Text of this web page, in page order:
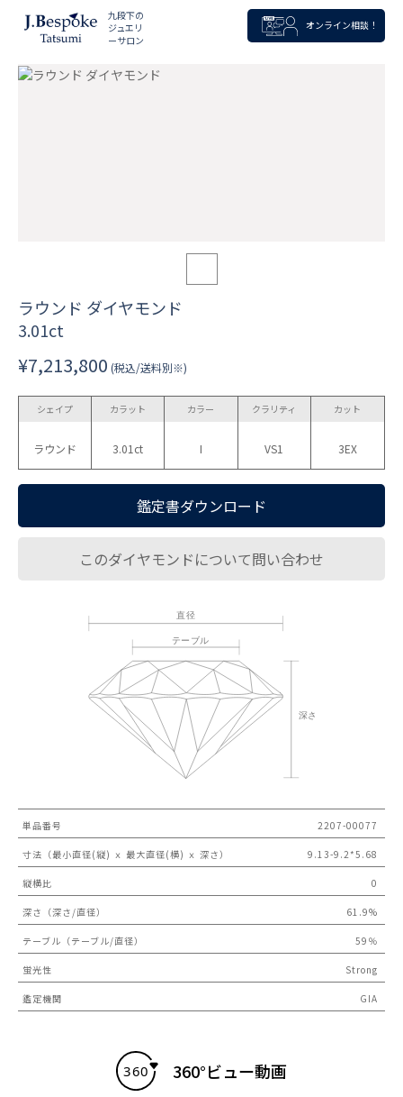
九段下の
ジュエリ
ーサロン
オンライン相談！
ラウンド ダイヤモンド
3.01ct
¥7,213,800 (税込/送料別※)
シェイプ
ラウンド
カラット
3.01ct
カラー
I
クラリティ
VS1
カット
3EX
鑑定書ダウンロード
このダイヤモンドについて問い合わせ
単品番号 2207-00077
寸法（最小直径(縦) ｘ 最大直径(横) ｘ 深さ） 9.13-9.2*5.68
縦横比 0
深さ（深さ/直径） 61.9%
テーブル（テーブル/直径） 59％
蛍光性 Strong
鑑定機関 GIA
360°ビュー動画